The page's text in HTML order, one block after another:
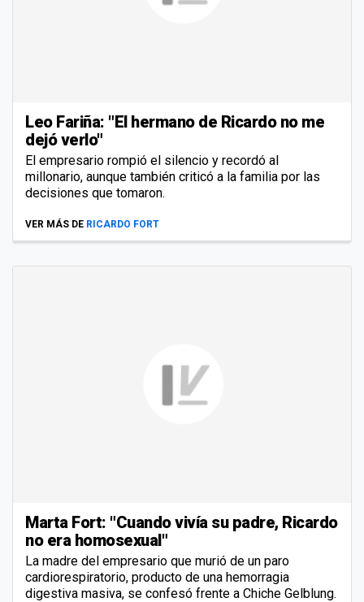
Leo Fariña: "El hermano de Ricardo no me
dejó verlo"
El empresario rompió el silencio y recordó al
millonario, aunque también criticó a la familia por las
decisiones que tomaron.
VER MÁS DE RICARDO FORT
Marta Fort: "Cuando vivía su padre, Ricardo
no era homosexual"
La madre del empresario que murió de un paro
cardiorespiratorio, producto de una hemorragia
digestiva masiva, se confesó frente a Chiche Gelblung.